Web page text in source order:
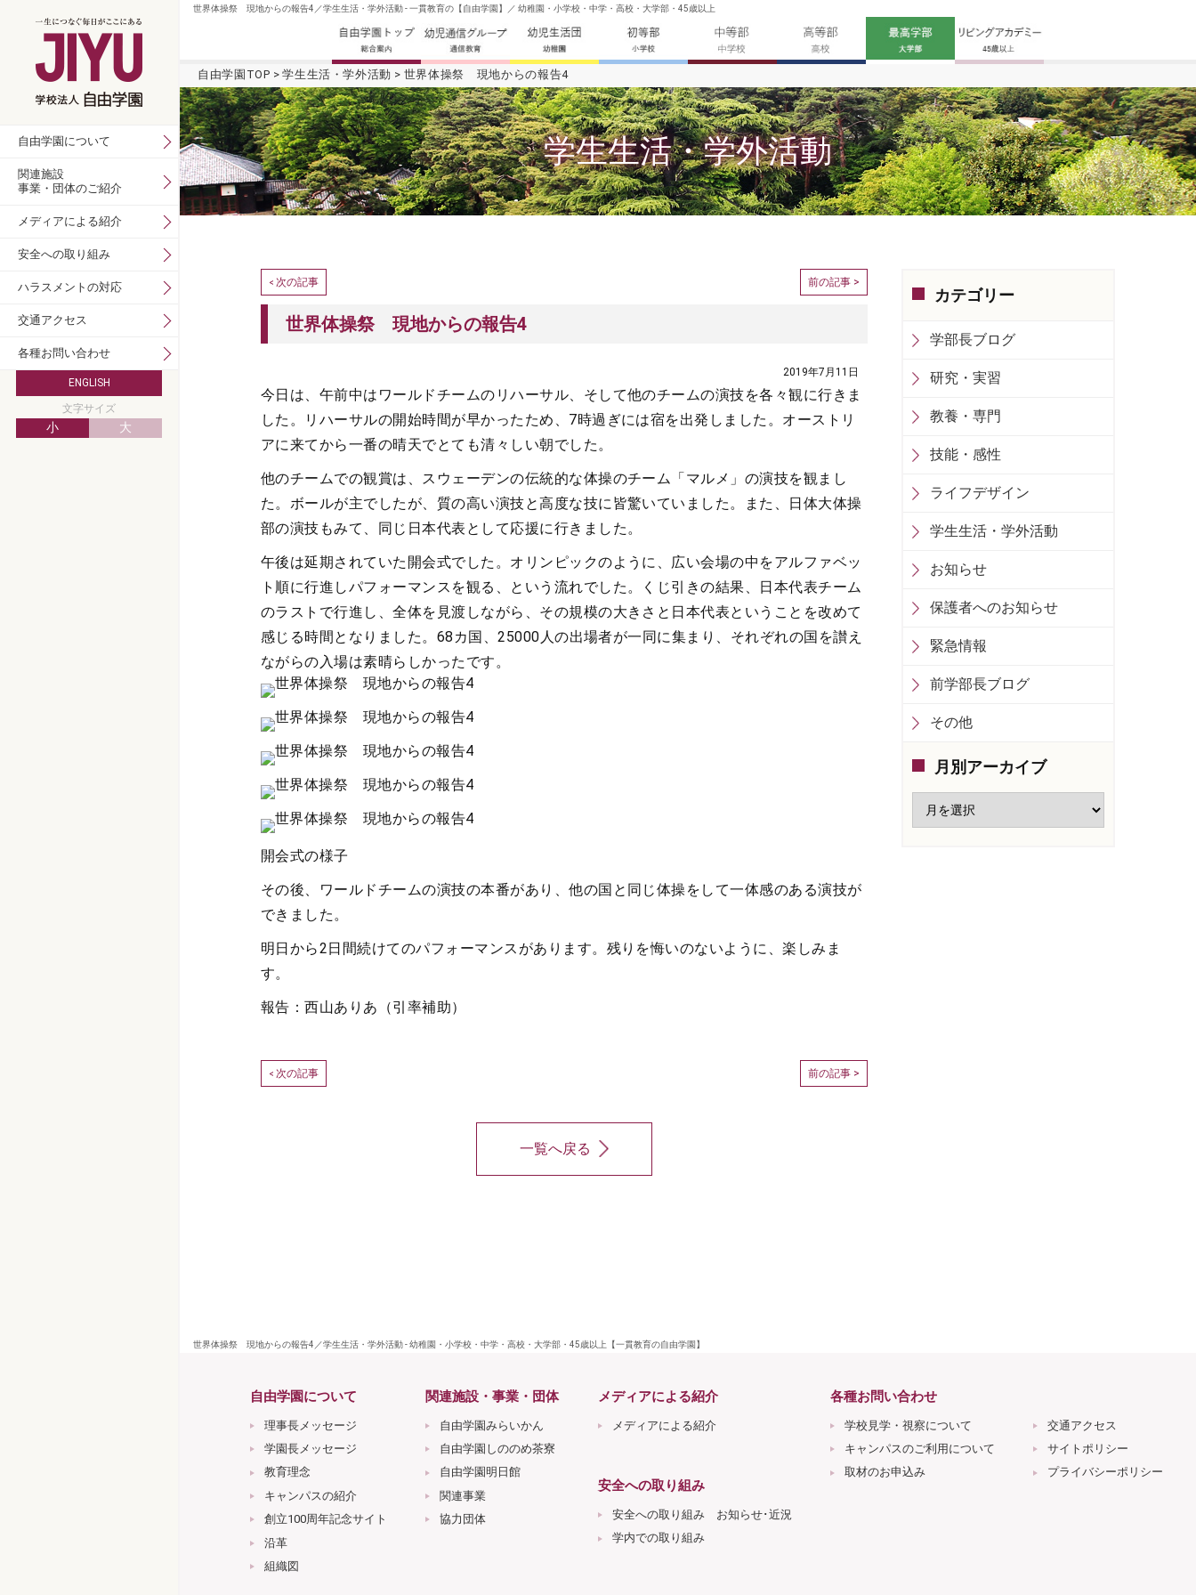
世界体操祭 現地からの報告4／学生生活・学外活動 - 一貫教育の【自由学園】／ 幼稚園・小学校・中学・高校・大学部・45歳以上
自由学園TOP 学生生活・学外活動 世界体操祭 現地からの報告4
学生生活・学外活動
< 次の記事 前の記事 >
世界体操祭 現地からの報告4
2019年7月11日
今日は、午前中はワールドチームのリハーサル、そして他のチームの演技を各々観に行きま
した。リハーサルの開始時間が早かったため、7時過ぎには宿を出発しました。オーストリ
アに来てから一番の晴天でとても清々しい朝でした。
他のチームでの観賞は、スウェーデンの伝統的な体操のチーム「マルメ」の演技を観まし
た。ボールが主でしたが、質の高い演技と高度な技に皆驚いていました。また、日体大体操
部の演技もみて、同じ日本代表として応援に行きました。
午後は延期されていた開会式でした。オリンピックのように、広い会場の中をアルファベッ
ト順に行進しパフォーマンスを観る、という流れでした。くじ引きの結果、日本代表チーム
のラストで行進し、全体を見渡しながら、その規模の大きさと日本代表ということを改めて
感じる時間となりました。68カ国、25000人の出場者が一同に集まり、それぞれの国を讃え
ながらの入場は素晴らしかったです。
開会式の様子
その後、ワールドチームの演技の本番があり、他の国と同じ体操をして一体感のある演技が
できました。
明日から2日間続けてのパフォーマンスがあります。残りを悔いのないように、楽しみま
す。
報告：西山ありあ（引率補助）
< 次の記事 前の記事 >
一覧へ戻る
カテゴリー
学部長ブログ
研究・実習
教養・専門
技能・感性
ライフデザイン
学生生活・学外活動
お知らせ
保護者へのお知らせ
緊急情報
前学部長ブログ
その他
月別アーカイブ
世界体操祭 現地からの報告4／学生生活・学外活動 - 幼稚園・小学校・中学・高校・大学部・45歳以上【一貫教育の自由学園】
自由学園について
理事長メッセージ
学園長メッセージ
教育理念
キャンパスの紹介
創立100周年記念サイト
沿革
組織図
関連施設・事業・団体
自由学園みらいかん
自由学園しののめ茶寮
自由学園明日館
関連事業
協力団体
メディアによる紹介
メディアによる紹介
安全への取り組み
安全への取り組み お知らせ･近況
学内での取り組み
各種お問い合わせ
学校見学・視察について
キャンパスのご利用について
取材のお申込み
交通アクセス
サイトポリシー
プライバシーポリシー
自由学園について
関連施設
事業・団体のご紹介
メディアによる紹介
安全への取り組み
ハラスメントの対応
交通アクセス
各種お問い合わせ
ENGLISH
文字サイズ
小 大